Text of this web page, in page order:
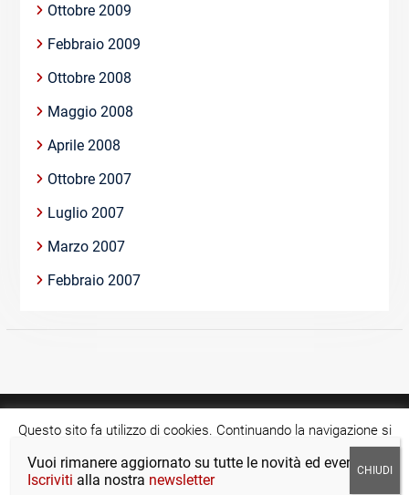
Ottobre 2009
Febbraio 2009
Ottobre 2008
Maggio 2008
Aprile 2008
Ottobre 2007
Luglio 2007
Marzo 2007
Febbraio 2007
Copyright © >Tutti i diritti riservati.
Questo sito fa utilizzo di cookies. Continuando la navigazione si
acconsente all'utilizzo di tale tecnologia.
Cookie settings
ACCETTA
Vuoi rimanere aggiornato su tutte le novità ed eventi?
Iscriviti alla nostra newsletter